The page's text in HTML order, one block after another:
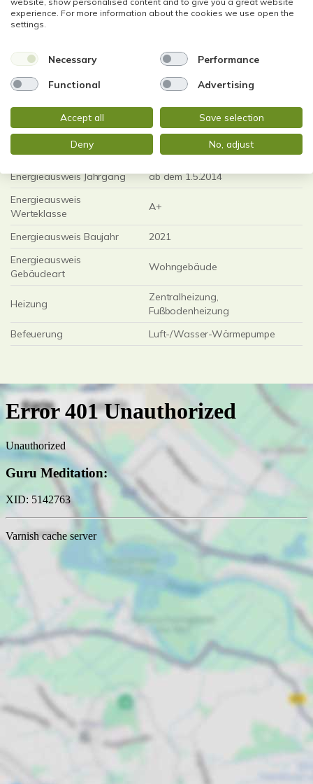
Weitere Informationen
Wesentlicher Energieträger
Luft/Wasser-Wärmepumpfe
Energieausweis
Ausstelldatum
2022-02-18
Energieausweis gültig bis
17.02.2032
Energieausweis Jahrgang
ab dem 1.5.2014
Energieausweis
Werteklasse
A+
Energieausweis Baujahr
2021
Energieausweis
Gebäudeart
Wohngebäude
Heizung
Zentralheizung,
Fußbodenheizung
Befeuerung
Luft-/Wasser-Wärmepumpe
experience. For more information about the cookies we use open the
settings.
Necessary Performance
Functional Advertising
Accept all Save selection
Deny No, adjust